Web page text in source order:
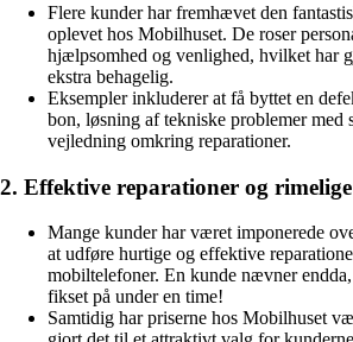
Flere kunder har fremhævet den
oplevet hos Mobilhuset. De roser
hjælpsomhed og venlighed, hvilket har
ekstra behagelig.
Eksempler inkluderer at få byttet en
bon, løsning af tekniske problemer med
vejledning omkring reparationer.
2. Effektive reparationer og
Mange kunder har været imponerede
at udføre hurtige og effektive
mobiltelefoner. En kunde nævner
fikset på under en time!
Samtidig har priserne hos Mobilhuset